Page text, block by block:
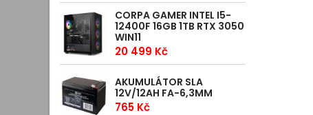
CORPA GAMER INTEL I5-
12400F 16GB 1TB RTX 3050
WIN11
20 499 Kč
AKUMULÁTOR SLA
12V/12AH FA-6,3MM
765 Kč